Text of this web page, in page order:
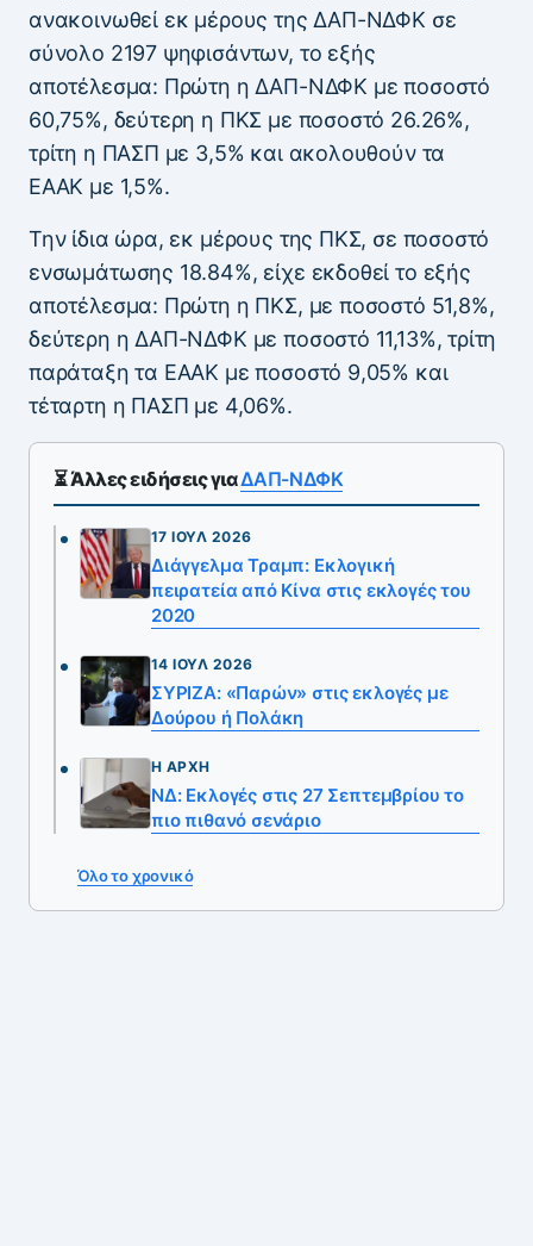
ανακοινωθεί εκ μέρους της ΔΑΠ-ΝΔΦΚ σε
σύνολο 2197 ψηφισάντων, το εξής
αποτέλεσμα: Πρώτη η ΔΑΠ-ΝΔΦΚ με ποσοστό
60,75%, δεύτερη η ΠΚΣ με ποσοστό 26.26%,
τρίτη η ΠΑΣΠ με 3,5% και ακολουθούν τα
ΕΑΑΚ με 1,5%.
Την ίδια ώρα, εκ μέρους της ΠΚΣ, σε ποσοστό
ενσωμάτωσης 18.84%, είχε εκδοθεί το εξής
αποτέλεσμα: Πρώτη η ΠΚΣ, με ποσοστό 51,8%,
δεύτερη η ΔΑΠ-ΝΔΦΚ με ποσοστό 11,13%, τρίτη
παράταξη τα ΕΑΑΚ με ποσοστό 9,05% και
τέταρτη η ΠΑΣΠ με 4,06%.
⏳ Άλλες ειδήσεις γιαΔΑΠ-ΝΔΦΚ
17 ΙΟΎΛ 2026
Διάγγελμα Τραμπ: Εκλογική
πειρατεία από Κίνα στις εκλογές του
2020
14 ΙΟΎΛ 2026
ΣΥΡΙΖΑ: «Παρών» στις εκλογές με
Δούρου ή Πολάκη
Η ΑΡΧΉ
ΝΔ: Εκλογές στις 27 Σεπτεμβρίου το
πιο πιθανό σενάριο
Όλο το χρονικό